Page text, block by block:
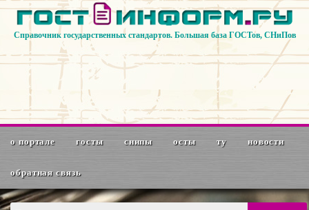
Справочник государственных стандартов. Большая база ГОСТов, СНиПов
о портале госты снипы осты ту новости
обратная связь